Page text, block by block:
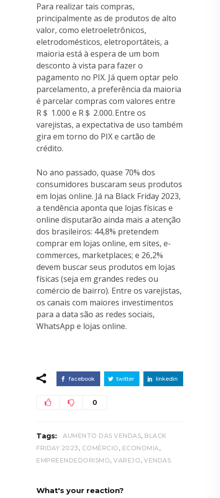
Para realizar tais compras,
principalmente as de produtos de alto
valor, como eletroeletrônicos,
eletrodomésticos, eletroportáteis, a
maioria está à espera de um bom
desconto à vista para fazer o
pagamento no PIX. Já quem optar pelo
parcelamento, a preferência da maioria
é parcelar compras com valores entre
R＄ 1.000 e R＄ 2.000. Entre os
varejistas, a expectativa de uso também
gira em torno do PIX e cartão de
crédito.
No ano passado, quase 70% dos
consumidores buscaram seus produtos
em lojas online. Já na Black Friday 2023,
a tendência aponta que lojas físicas e
online disputarão ainda mais a atenção
dos brasileiros: 44,8% pretendem
comprar em lojas online, em sites, e-
commerces, marketplaces; e 26,2%
devem buscar seus produtos em lojas
físicas (seja em grandes redes ou
comércio de bairro). Entre os varejistas,
os canais com maiores investimentos
para a data são as redes sociais,
WhatsApp e lojas online.
facebook twitter linkedin
0
Tags: AUMENTO DAS VENDAS, BLACK
FRIDAY 2023 , COMÉRCIO , ECONOMIA ,
EMPREENDEDORISMO, VAREJO, VENDAS
What's your reaction?